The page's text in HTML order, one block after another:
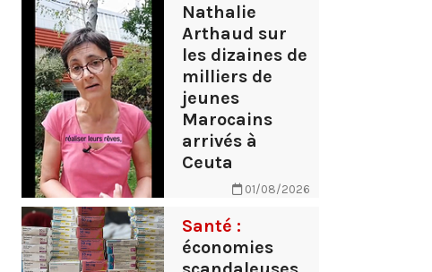
Nathalie
Arthaud sur
les dizaines de
milliers de
jeunes
Marocains
arrivés à
Ceuta
01/08/2026
Santé :
économies